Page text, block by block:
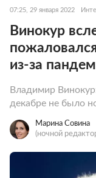
07:25, 29 января 2022
Винокур
из-за
Владимир
декабре не было
Марина Совина
(ночной